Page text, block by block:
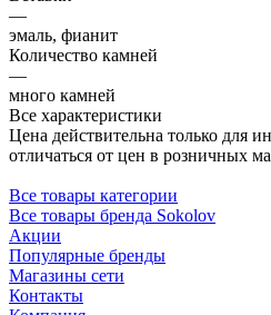
—
эмаль, фианит
Количество камней
—
много камней
Все характеристики
Цена действительна только для
отличаться от цен в розничных
Все товары категории
Все товары бренда Sokolov
Акции
Популярные бренды
Магазины сети
Контакты